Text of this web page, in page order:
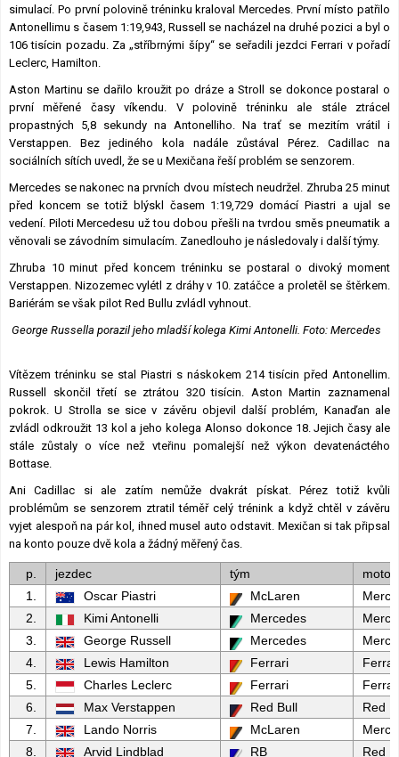
simulací. Po první polovině tréninku kraloval Mercedes. První místo patřilo
Antonellimu s časem 1:19,943, Russell se nacházel na druhé pozici a byl o
106 tisícin pozadu. Za „stříbrnými šípy“ se seřadili jezdci Ferrari v pořadí
Leclerc, Hamilton.
Aston Martinu se dařilo kroužit po dráze a Stroll se dokonce postaral o
první měřené časy víkendu. V polovině tréninku ale stále ztrácel
propastných 5,8 sekundy na Antonelliho. Na trať se mezitím vrátil i
Verstappen. Bez jediného kola nadále zůstával Pérez. Cadillac na
sociálních sítích uvedl, že se u Mexičana řeší problém se senzorem.
Mercedes se nakonec na prvních dvou místech neudržel. Zhruba 25 minut
před koncem se totiž blýskl časem 1:19,729 domácí Piastri a ujal se
vedení. Piloti Mercedesu už tou dobou přešli na tvrdou směs pneumatik a
věnovali se závodním simulacím. Zanedlouho je následovaly i další týmy.
Zhruba 10 minut před koncem tréninku se postaral o divoký moment
Verstappen. Nizozemec vylétl z dráhy v 10. zatáčce a proletěl se štěrkem.
Bariérám se však pilot Red Bullu zvládl vyhnout.
George Russella porazil jeho mladší kolega Kimi Antonelli. Foto: Mercedes
Vítězem tréninku se stal Piastri s náskokem 214 tisícin před Antonellim.
Russell skončil třetí se ztrátou 320 tisícin. Aston Martin zaznamenal
pokrok. U Strolla se sice v závěru objevil další problém, Kanaďan ale
zvládl odkroužit 13 kol a jeho kolega Alonso dokonce 18. Jejich časy ale
stále zůstaly o více než vteřinu pomalejší než výkon devatenáctého
Bottase.
Ani Cadillac si ale zatím nemůže dvakrát pískat. Pérez totiž kvůli
problémům se senzorem ztratil téměř celý trénink a když chtěl v závěru
vyjet alespoň na pár kol, ihned musel auto odstavit. Mexičan si tak připsal
na konto pouze dvě kola a žádný měřený čas.
p. jezdec tým
motor
1.
Oscar Piastri McLaren
2.
Kimi Antonelli Mercedes
3.
George Russell Mercedes
4.
Lewis Hamilton Ferrari
5.
Charles Leclerc Ferrari
6.
Max Verstappen Red Bull
Red
7.
Lando Norris McLaren
8.
Arvid Lindblad RB Red